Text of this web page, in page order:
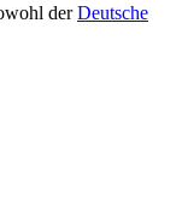
derDeutsche